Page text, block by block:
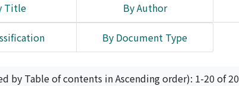
Title By Author
By Document Type
by Table of contents in Ascending order): 1-20 of 20